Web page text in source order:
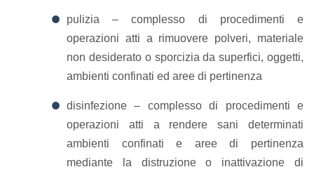
pulizia – complesso di procedimenti e
operazioni atti a rimuovere polveri, materiale
non desiderato o sporcizia da superfici, oggetti,
ambienti confinati ed aree di pertinenza
disinfezione – complesso di procedimenti e
operazioni atti a rendere sani determinati
ambienti confinati e aree di pertinenza
mediante la distruzione o inattivazione di